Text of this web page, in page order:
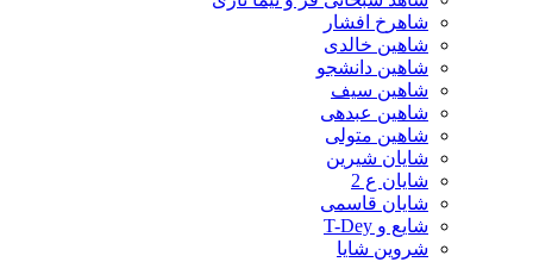
شاهرخ افشار
شاهین خالدی
شاهین دانشجو
شاهین سیف
شاهین عبدهی
شاهین متولی
شایان شیرین
شایان ع 2
شایان قاسمی
شایع و T-Dey
شروین شایا